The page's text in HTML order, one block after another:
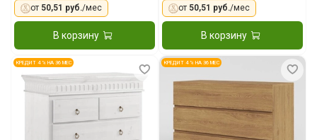
от 50,51 руб./мес
В корзину
от 50,51 руб./мес
В корзину
КРЕДИТ 4 % НА 36 МЕС КРЕДИТ 4 % НА 36 МЕС